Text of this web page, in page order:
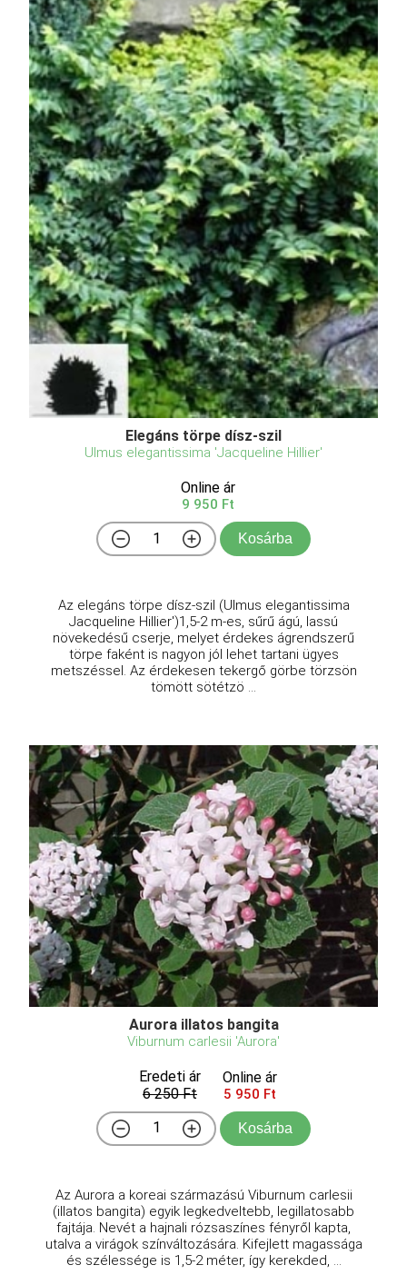
Elegáns törpe dísz-szil
Ulmus elegantissima 'Jacqueline Hillier'
Online ár
9 950 Ft
Kosárba
Az elegáns törpe dísz-szil (Ulmus elegantissima
Jacqueline Hillier')1,5-2 m-es, sűrű ágú, lassú
növekedésű cserje, melyet érdekes ágrendszerű
törpe faként is nagyon jól lehet tartani ügyes
metszéssel. Az érdekesen tekergő görbe törzsön
tömött sötétzö ...
Aurora illatos bangita
Viburnum carlesii 'Aurora'
Eredeti ár
6 250 Ft
Online ár
5 950 Ft
Kosárba
Az Aurora a koreai származású Viburnum carlesii
(illatos bangita) egyik legkedveltebb, legillatosabb
fajtája. Nevét a hajnali rózsaszínes fényről kapta,
utalva a virágok színváltozására. Kifejlett magassága
és szélessége is 1,5-2 méter, így kerekded, ...